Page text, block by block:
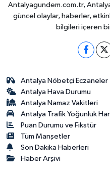
Antalyagundem.com.tr,
güncel olaylar, haberler,
bilgileri içeren
Antalya Nöbetçi Eczaneler
Antalya Hava Durumu
Antalya Namaz Vakitleri
Antalya Trafik Yoğunluk
Puan Durumu ve Fikstür
Tüm Manşetler
Son Dakika Haberleri
Haber Arşivi